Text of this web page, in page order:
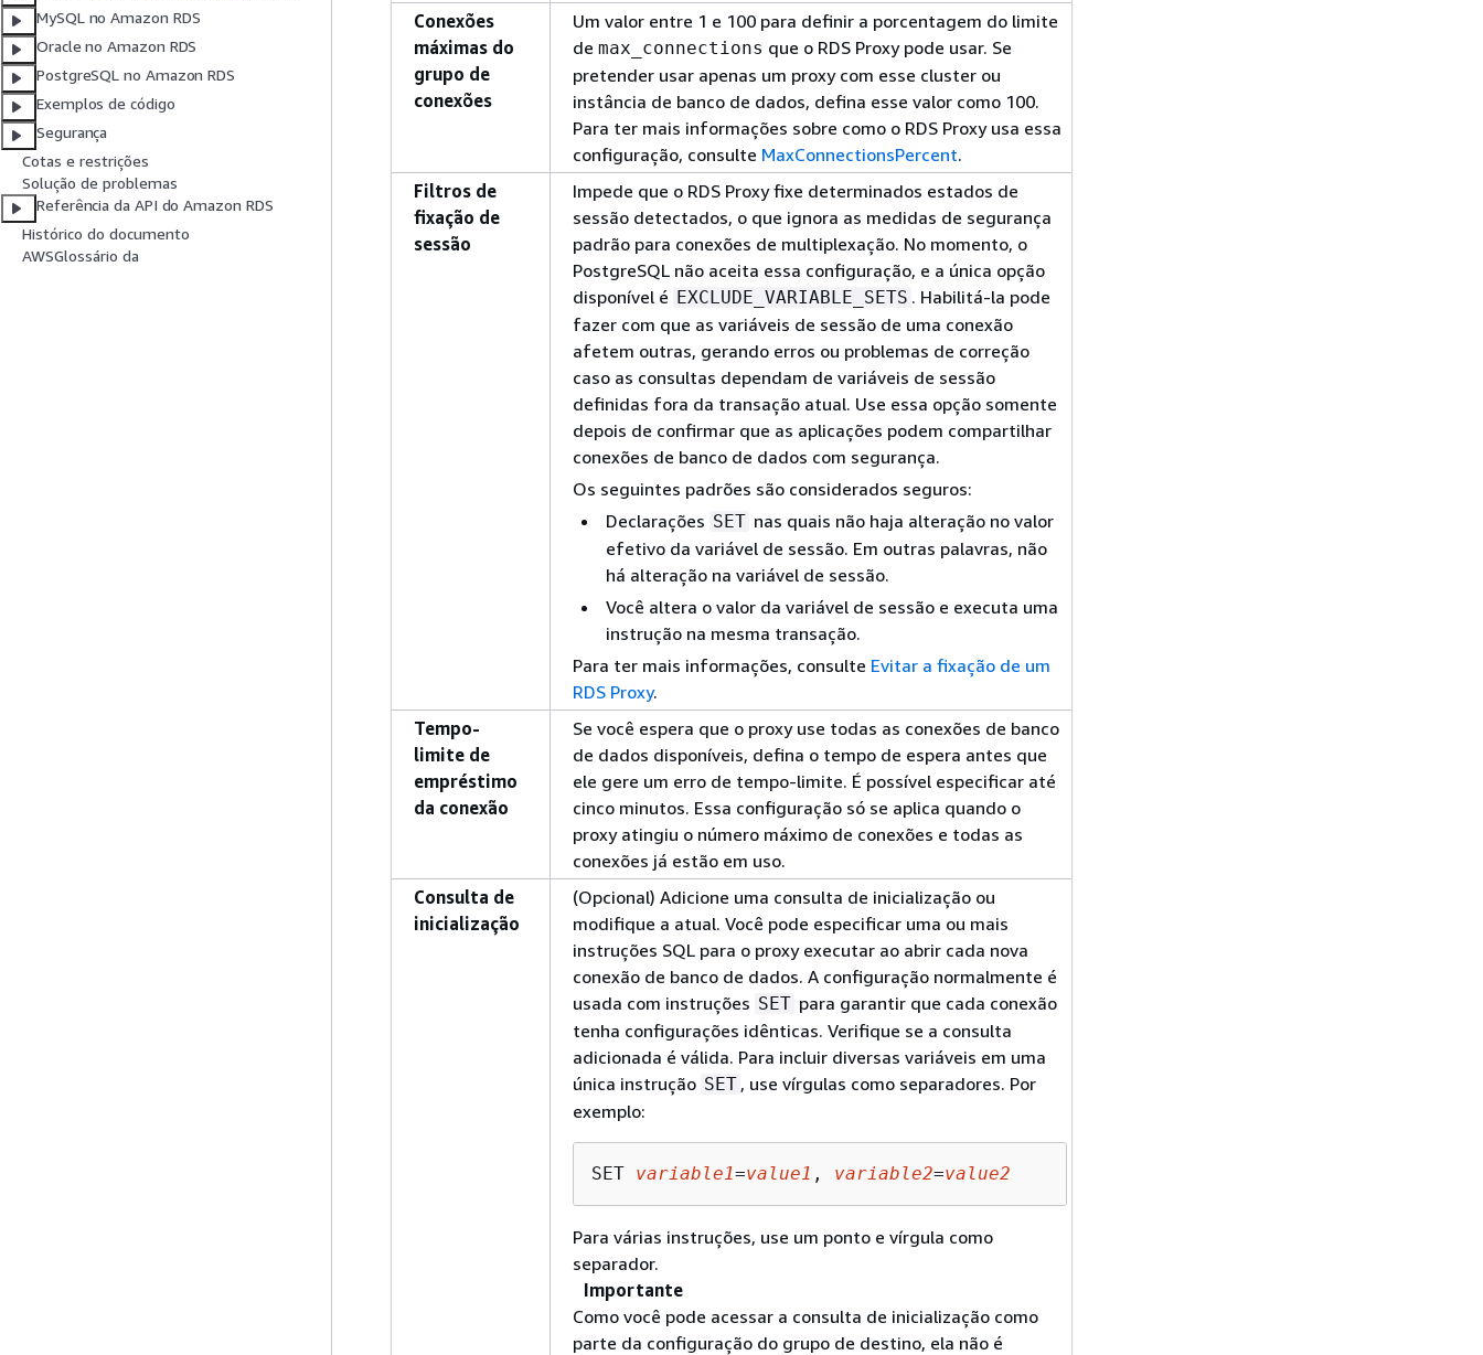
MySQL no Amazon RDS
Oracle no Amazon RDS
PostgreSQL no Amazon RDS
Exemplos de código
Segurança
Cotas e restrições
Solução de problemas
Referência da API do Amazon RDS
Histórico do documento
AWSGlossário da
Conexões
máximas do
grupo de
conexões
Um valor entre 1 e 100 para definir a porcentagem do limite
de max_connections que o RDS Proxy pode usar. Se
pretender usar apenas um proxy com esse cluster ou
instância de banco de dados, defina esse valor como 100.
Para ter mais informações sobre como o RDS Proxy usa essa
configuração, consulte MaxConnectionsPercent.
Filtros de
fixação de
sessão
Impede que o RDS Proxy fixe determinados estados de
sessão detectados, o que ignora as medidas de segurança
padrão para conexões de multiplexação. No momento, o
PostgreSQL não aceita essa configuração, e a única opção
disponível é EXCLUDE_VARIABLE_SETS . Habilitá-la pode
fazer com que as variáveis de sessão de uma conexão
afetem outras, gerando erros ou problemas de correção
caso as consultas dependam de variáveis de sessão
definidas fora da transação atual. Use essa opção somente
depois de confirmar que as aplicações podem compartilhar
conexões de banco de dados com segurança.
Os seguintes padrões são considerados seguros:
Declarações SET nas quais não haja alteração no valor
efetivo da variável de sessão. Em outras palavras, não
há alteração na variável de sessão.
Você altera o valor da variável de sessão e executa uma
instrução na mesma transação.
Para ter mais informações, consulte Evitar a fixação de um
RDS Proxy.
Tempo-
limite de
empréstimo
da conexão
Se você espera que o proxy use todas as conexões de banco
de dados disponíveis, defina o tempo de espera antes que
ele gere um erro de tempo-limite. É possível especificar até
cinco minutos. Essa configuração só se aplica quando o
proxy atingiu o número máximo de conexões e todas as
conexões já estão em uso.
Consulta de
inicialização
(Opcional) Adicione uma consulta de inicialização ou
modifique a atual. Você pode especificar uma ou mais
instruções SQL para o proxy executar ao abrir cada nova
conexão de banco de dados. A configuração normalmente é
usada com instruções SET para garantir que cada conexão
tenha configurações idênticas. Verifique se a consulta
adicionada é válida. Para incluir diversas variáveis em uma
única instrução SET , use vírgulas como separadores. Por
exemplo:
SET variable1=value1 , variable2=value2
Para várias instruções, use um ponto e vírgula como
separador.
Importante
Como você pode acessar a consulta de inicialização como
parte da configuração do grupo de destino, ela não é